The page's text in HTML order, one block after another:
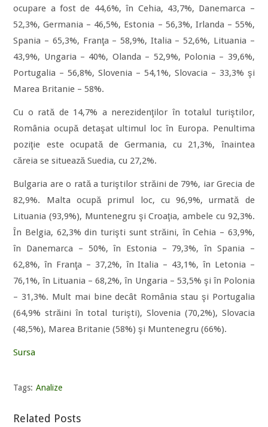
ocupare a fost de 44,6%, în Cehia, 43,7%, Danemarca –
52,3%, Germania – 46,5%, Estonia – 56,3%, Irlanda – 55%,
Spania – 65,3%, Franţa – 58,9%, Italia – 52,6%, Lituania –
43,9%, Ungaria – 40%, Olanda – 52,9%, Polonia – 39,6%,
Portugalia – 56,8%, Slovenia – 54,1%, Slovacia – 33,3% şi
Marea Britanie – 58%.
Cu o rată de 14,7% a nerezidenţilor în totalul turiştilor,
România ocupă detaşat ultimul loc în Europa. Penultima
poziţie este ocupată de Germania, cu 21,3%, înaintea
căreia se situează Suedia, cu 27,2%.
Bulgaria are o rată a turiştilor străini de 79%, iar Grecia de
82,9%. Malta ocupă primul loc, cu 96,9%, urmată de
Lituania (93,9%), Muntenegru şi Croaţia, ambele cu 92,3%.
În Belgia, 62,3% din turişti sunt străini, în Cehia – 63,9%,
în Danemarca – 50%, în Estonia – 79,3%, în Spania –
62,8%, în Franţa – 37,2%, în Italia – 43,1%, în Letonia –
76,1%, în Lituania – 68,2%, în Ungaria – 53,5% şi în Polonia
– 31,3%. Mult mai bine decât România stau şi Portugalia
(64,9% străini în total turişti), Slovenia (70,2%), Slovacia
(48,5%), Marea Britanie (58%) şi Muntenegru (66%).
Sursa
Tags: Analize
Related Posts